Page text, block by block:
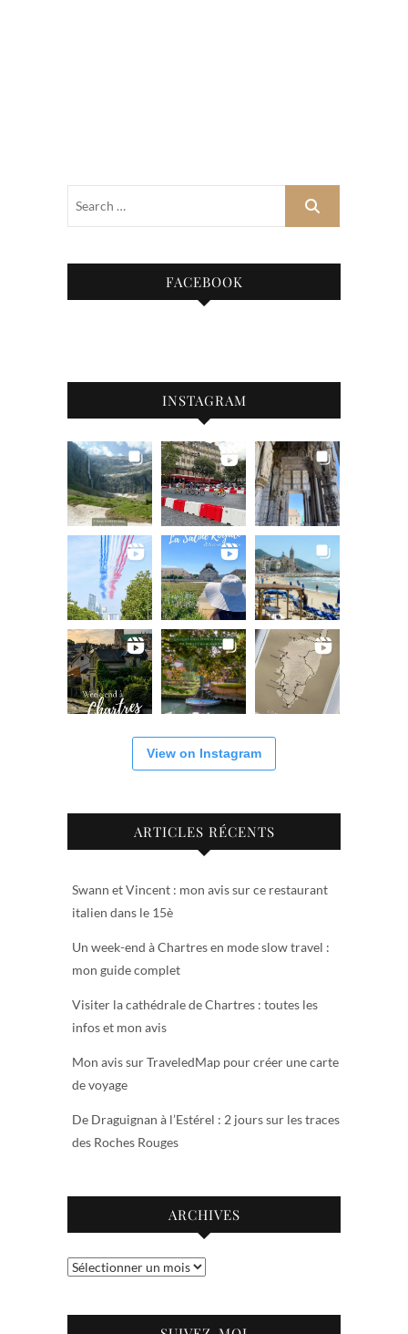
FACEBOOK
INSTAGRAM
View on Instagram
ARTICLES RÉCENTS
Swann et Vincent : mon avis sur ce restaurant
italien dans le 15è
Un week-end à Chartres en mode slow travel :
mon guide complet
Visiter la cathédrale de Chartres : toutes les
infos et mon avis
Mon avis sur TraveledMap pour créer une carte
de voyage
De Draguignan à l’Estérel : 2 jours sur les traces
des Roches Rouges
ARCHIVES
Archives